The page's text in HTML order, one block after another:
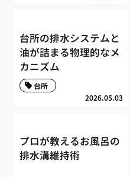
台所の排水システムと
油が詰まる物理的なメ
カニズム
2026.05.03
台所
プロが教えるお風呂の
排水溝維持術